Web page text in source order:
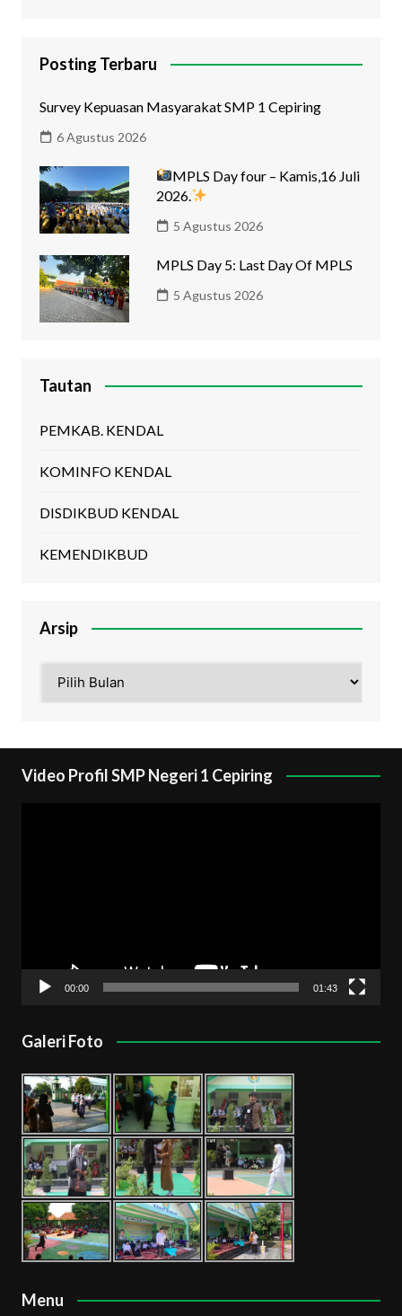
Posting Terbaru
Survey Kepuasan Masyarakat SMP 1 Cepiring
6 Agustus 2026
MPLS Day four – Kamis,16 Juli
2026.
5 Agustus 2026
MPLS Day 5: Last Day Of MPLS
5 Agustus 2026
Tautan
PEMKAB. KENDAL
KOMINFO KENDAL
DISDIKBUD KENDAL
KEMENDIKBUD
Arsip
Video Profil SMP Negeri 1 Cepiring
00:00 01:43
Galeri Foto
Menu